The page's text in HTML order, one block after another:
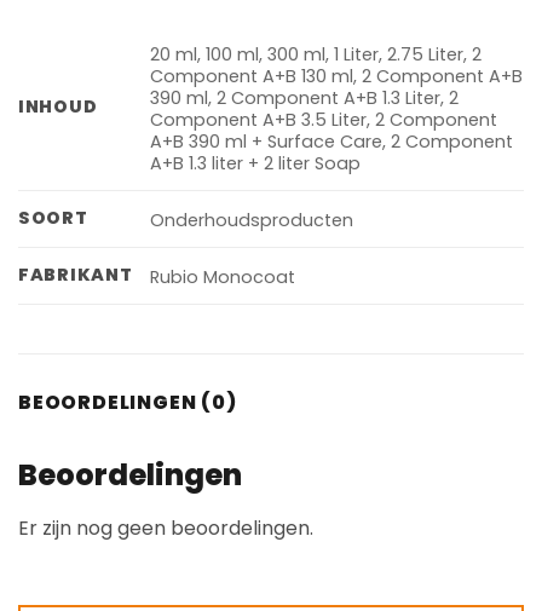
INHOUD
20 ml, 100 ml, 300 ml, 1 Liter, 2.75 Liter, 2
Component A+B 130 ml, 2 Component A+B
390 ml, 2 Component A+B 1.3 Liter, 2
Component A+B 3.5 Liter, 2 Component
A+B 390 ml + Surface Care, 2 Component
A+B 1.3 liter + 2 liter Soap
SOORT Onderhoudsproducten
FABRIKANT Rubio Monocoat
BEOORDELINGEN (0)
Beoordelingen
Er zijn nog geen beoordelingen.